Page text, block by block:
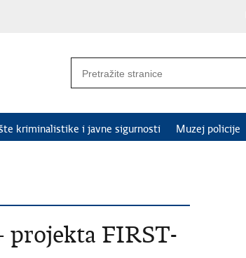
kriminalistike i javne sigurnosti Muzej policije
projekta FIRST-